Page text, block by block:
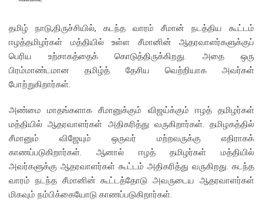
தமிழ் நாடு,திருச்சியில், கடந்த வாரம் சீமான் நடத்திய கூட்டம்
ஈழத்தமிழர்கள் மத்தியில் உள்ள சீமானின் ஆதரவாளர்களுக்குப்
பெரிய உற்சாகத்தைக் கொடுத்திருக்கிறது. அதை ஒரு
பிரம்மாண்டமான தமிழ்த் தேசிய வெற்றியாக அவர்கள்
போற்றுகிறார்கள்.
அண்மை மாதங்களாக சீமானுக்கும் விஜய்க்கும் ஈழத் தமிழர்கள்
மத்தியில் ஆதரவாளர்கள் அதிகரித்து வருகிறார்கள். தமிழகத்தில்
சீமானும் விஜேயும் ஒருவர் மற்றவருக்கு எதிராகக்
காணப்படுகிறார்கள். ஆனால் ஈழத் தமிழர்கள் மத்தியில்
அவர்களுக்கு ஆதரவாளர்கள் கூட்டம் அதிகரித்து வருகிறது. கடந்த
வாரம் நடந்த சீமானின் கூட்டத்தோடு அவருடைய ஆதரவாளர்கள்
மிகவும் நம்பிக்கையோடு காணப்படுகிறார்கள்.